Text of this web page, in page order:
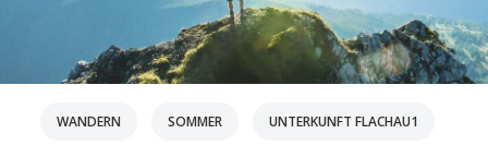
WANDERN SOMMER UNTERKUNFT FLACHAU1